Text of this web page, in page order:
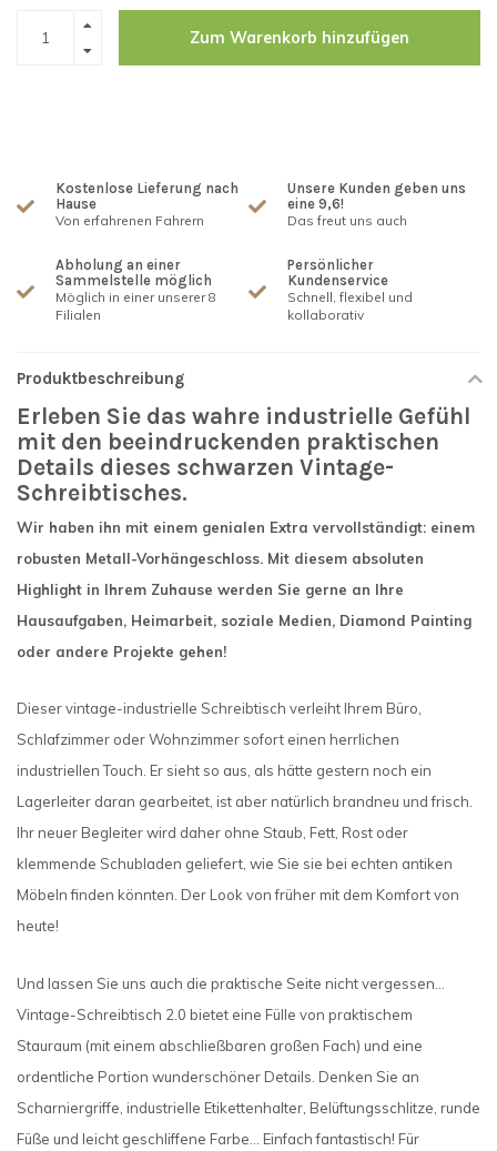
Zum Warenkorb hinzufügen
Kostenlose Lieferung nach
Hause
Von erfahrenen Fahrern
Unsere Kunden geben uns
eine 9,6!
Das freut uns auch
Abholung an einer
Sammelstelle möglich
Möglich in einer unserer 8
Filialen
Persönlicher
Kundenservice
Schnell, flexibel und
kollaborativ
Produktbeschreibung
Erleben Sie das wahre industrielle Gefühl
mit den beeindruckenden praktischen
Details dieses schwarzen Vintage-
Schreibtisches.
Wir haben ihn mit einem genialen Extra vervollständigt: einem
robusten Metall-Vorhängeschloss. Mit diesem absoluten
Highlight in Ihrem Zuhause werden Sie gerne an Ihre
Hausaufgaben, Heimarbeit, soziale Medien, Diamond Painting
oder andere Projekte gehen!
Dieser vintage-industrielle Schreibtisch verleiht Ihrem Büro,
Schlafzimmer oder Wohnzimmer sofort einen herrlichen
industriellen Touch. Er sieht so aus, als hätte gestern noch ein
Lagerleiter daran gearbeitet, ist aber natürlich brandneu und frisch.
Ihr neuer Begleiter wird daher ohne Staub, Fett, Rost oder
klemmende Schubladen geliefert, wie Sie sie bei echten antiken
Möbeln finden könnten. Der Look von früher mit dem Komfort von
heute!
Und lassen Sie uns auch die praktische Seite nicht vergessen...
Vintage-Schreibtisch 2.0 bietet eine Fülle von praktischem
Stauraum (mit einem abschließbaren großen Fach) und eine
ordentliche Portion wunderschöner Details. Denken Sie an
Scharniergriffe, industrielle Etikettenhalter, Belüftungsschlitze, runde
Füße und leicht geschliffene Farbe... Einfach fantastisch! Für